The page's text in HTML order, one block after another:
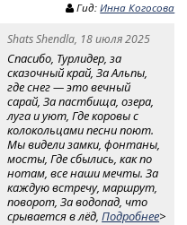
Гид:Инна Когосова
Shats Shendla, 18 июля 2025
Спасибо, Турлидер, за
сказочный край, За Альпы,
где снег — это вечный
сарай, За пастбища, озера,
луга и уют, Где коровы с
колокольцами песни поют.
Мы видели замки, фонтаны,
мосты, Где сбылись, как по
нотам, все наши мечты. За
каждую встречу, маршрут,
поворот, За водопад, что
срывается в лёд,Подробнее>